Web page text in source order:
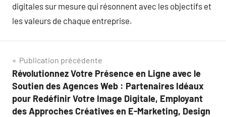
digitales sur mesure qui résonnent avec les objectifs et
les valeurs de chaque entreprise.
Navigation
de
l’article
Publication précédente
Révolutionnez Votre Présence en Ligne avec le
Soutien des Agences Web : Partenaires Idéaux
pour Redéfinir Votre Image Digitale, Employant
des Approches Créatives en E-Marketing, Design